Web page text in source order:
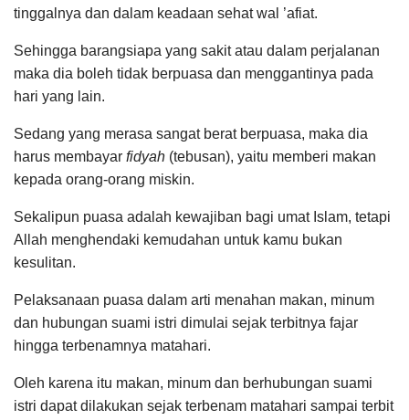
tinggalnya dan dalam keadaan sehat wal ’afiat.
Sehingga barangsiapa yang sakit atau dalam perjalanan
maka dia boleh tidak berpuasa dan menggantinya pada
hari yang lain.
Sedang yang merasa sangat berat berpuasa, maka dia
harus membayar fidyah (tebusan), yaitu memberi makan
kepada orang-orang miskin.
Sekalipun puasa adalah kewajiban bagi umat Islam, tetapi
Allah menghendaki kemudahan untuk kamu bukan
kesulitan.
Pelaksanaan puasa dalam arti menahan makan, minum
dan hubungan suami istri dimulai sejak terbitnya fajar
hingga terbenamnya matahari.
Oleh karena itu makan, minum dan berhubungan suami
istri dapat dilakukan sejak terbenam matahari sampai terbit